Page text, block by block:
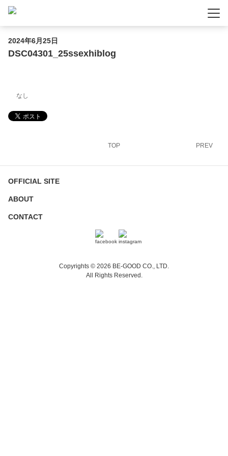
2024年6月25日
DSC04301_25ssexhiblog
なし
TOP PREV
OFFICIAL SITE
ABOUT
CONTACT
Copyrights © 2026 BE-GOOD CO., LTD.
All Rights Reserved.